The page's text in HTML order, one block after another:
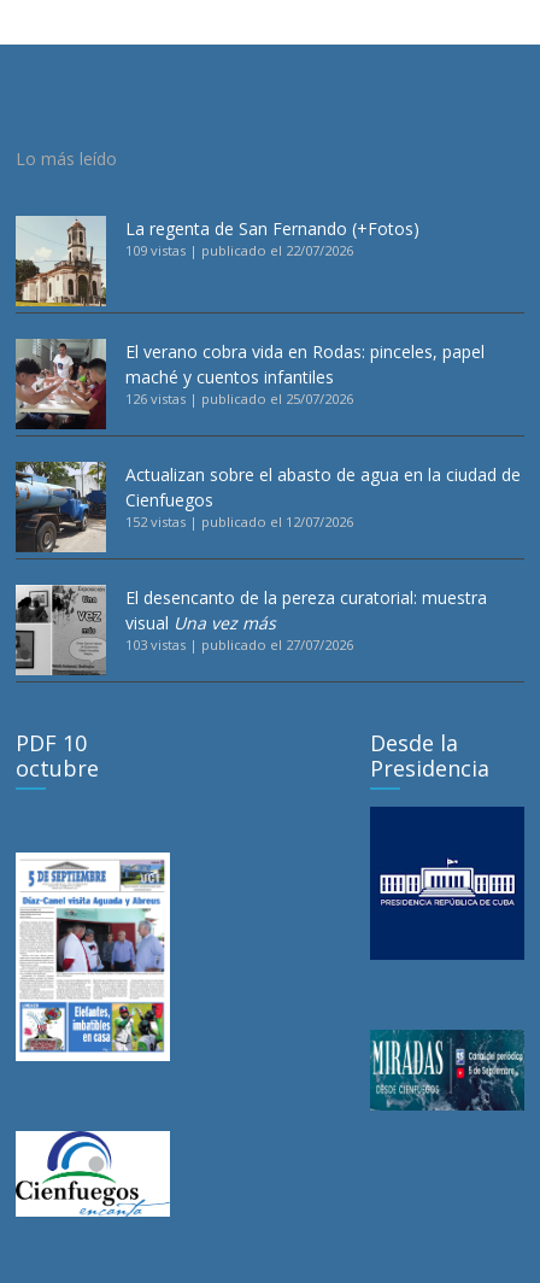
Lo más leído
La regenta de San Fernando (+Fotos)
109 vistas | publicado el 22/07/2026
El verano cobra vida en Rodas: pinceles, papel
maché y cuentos infantiles
126 vistas | publicado el 25/07/2026
Actualizan sobre el abasto de agua en la ciudad de
Cienfuegos
152 vistas | publicado el 12/07/2026
El desencanto de la pereza curatorial: muestra
visual Una vez más
103 vistas | publicado el 27/07/2026
PDF 10
octubre
Desde la
Presidencia